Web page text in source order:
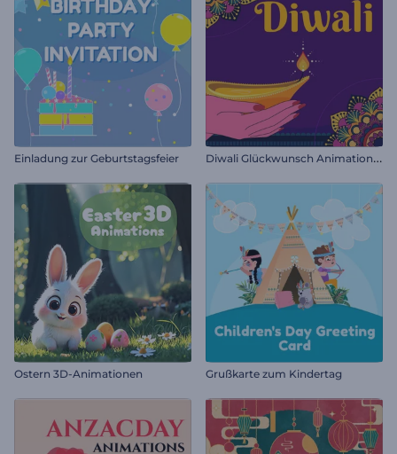
Einladung zur Geburtstagsfeier D
iwali Glückwunsch Animationen
Ostern 3D-Animationen Grußkarte zum Kindertag